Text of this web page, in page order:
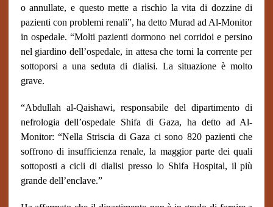
o annullate, e questo mette a rischio la vita di dozzine di
pazienti con problemi renali”, ha detto Murad ad Al-Monitor
in ospedale. “Molti pazienti dormono nei corridoi e persino
nel giardino dell’ospedale, in attesa che torni la corrente per
sottoporsi a una seduta di dialisi. La situazione è molto
grave.
“Abdullah al-Qaishawi, responsabile del dipartimento di
nefrologia dell’ospedale Shifa di Gaza, ha detto ad Al-
Monitor: “Nella Striscia di Gaza ci sono 820 pazienti che
soffrono di insufficienza renale, la maggior parte dei quali
sottoposti a cicli di dialisi presso lo Shifa Hospital, il più
grande dell’enclave.”